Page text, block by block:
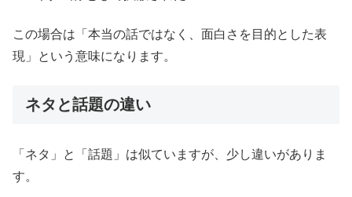
この場合は「本当の話ではなく、面白さを目的とした表
現」という意味になります。
ネタと話題の違い
「ネタ」と「話題」は似ていますが、少し違いがありま
す。